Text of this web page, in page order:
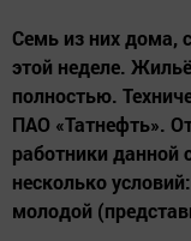
Семь из них дома,
этой неделе.
полностью.
ПАО «Татнефть».
работники
несколько
молодой